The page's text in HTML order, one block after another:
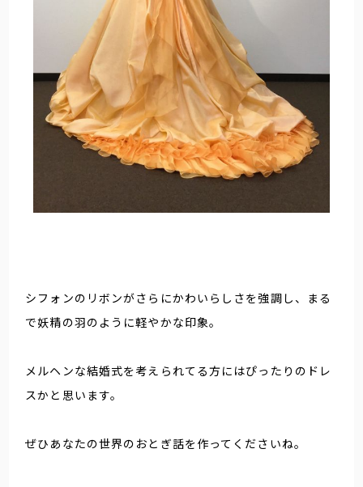
シフォンのリボンがさらにかわいらしさを強調し、まる
で妖精の羽のように軽やかな印象。
メルヘンな結婚式を考えられてる方にはぴったりのドレ
スかと思います。
ぜひあなたの世界のおとぎ話を作ってくださいね。